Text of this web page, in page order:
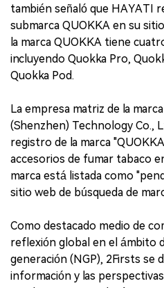
también señaló que HAYATI
submarca QUOKKA en su
la marca QUOKKA tiene
incluyendo Quokka Pro,
Quokka Pod.
La empresa matriz de la
(Shenzhen) Technology Co.,
registro de la marca
accesorios de fumar tabaco
marca está listada como
sitio web de búsqueda de
Como destacado medio de
reflexión global en el ámbito
generación (NGP), 2Firsts se
información y las